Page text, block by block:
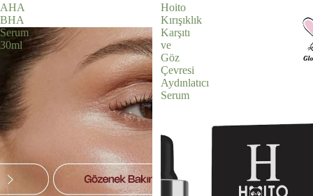
AHA
BHA
Serum
30ml
Hoito
Kırışıklık
Karşıtı
ve
Göz
Çevresi
Aydınlatıcı
Serum